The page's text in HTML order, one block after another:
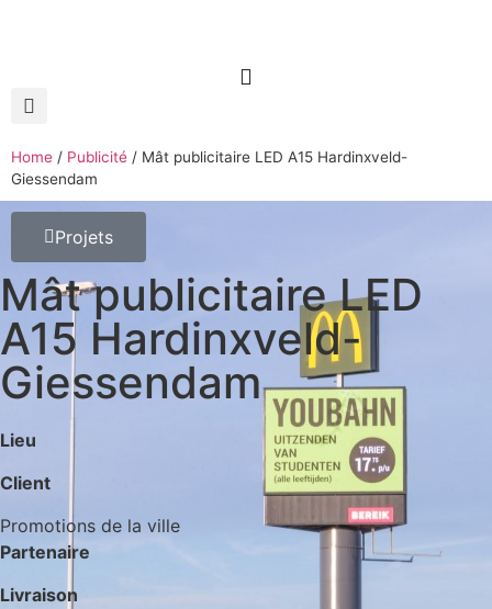
Home / Publicité / Mât publicitaire LED A15 Hardinxveld-
Giessendam
Projets
Mât publicitaire LED
A15 Hardinxveld-
Giessendam
Lieu
Client
Promotions de la ville
Partenaire
Livraison